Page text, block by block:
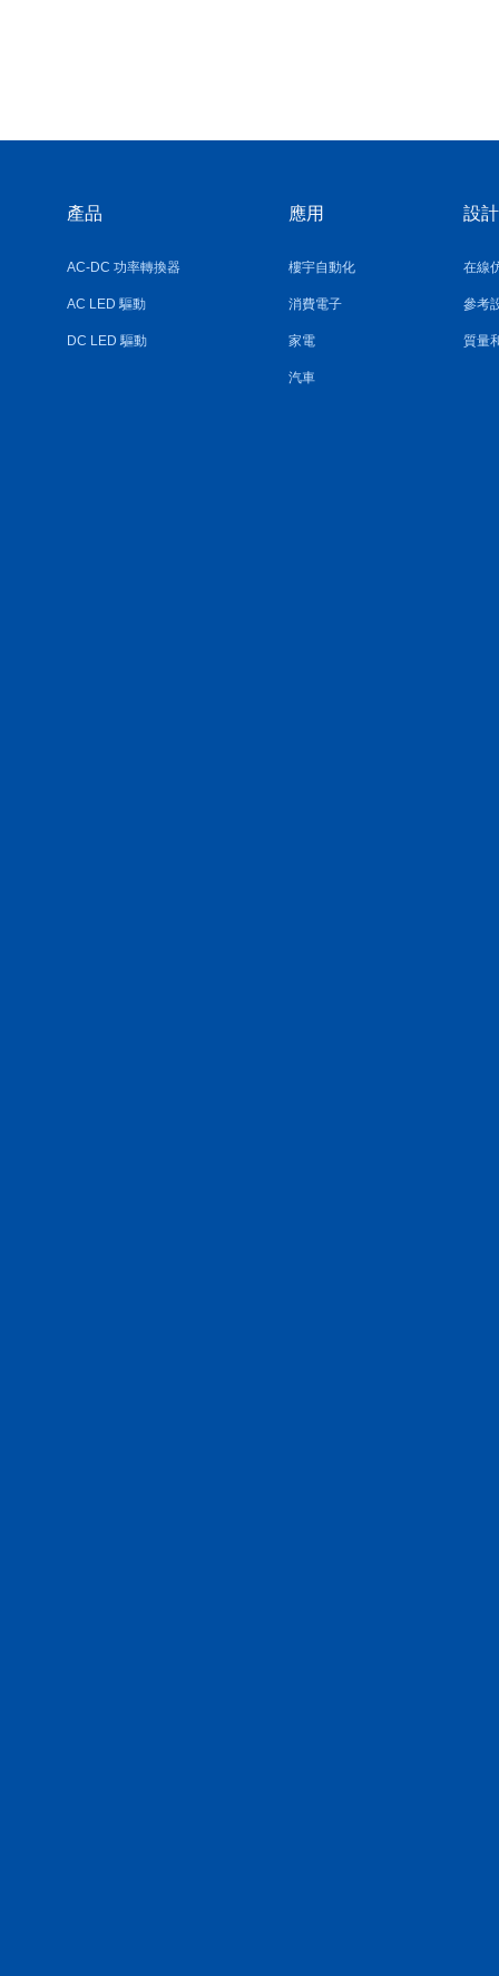
產品
AC-DC 功率轉換器
AC LED 驅動
DC LED 驅動
應用
樓宇自動化
消費電子
家電
汽車
設
在線
參考
質量